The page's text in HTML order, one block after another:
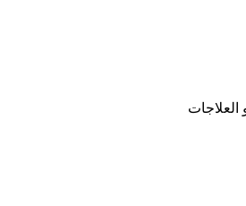
و العلاجات